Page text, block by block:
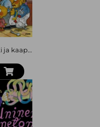
Majatalon väki ja kaappikellon kummitukset